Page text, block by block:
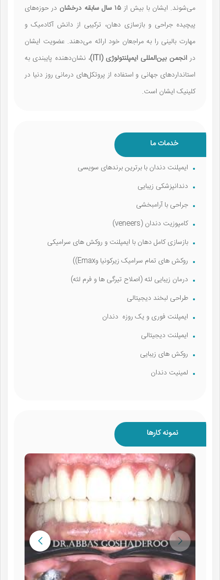
می‌شوند. ایشان با بیش از ۱۵ سال سابقه درخشان
در حوزه‌های
پیچیده جراحی و بازسازی دهان، ترکیبی از دانش آکادمیک و
مهارت بالینی را به مراجعان خود ارائه می‌دهند. عضویت ایشان
درانجمن بین‌المللی ایمپلنتولوژی (ITI)
، نشان‌دهنده پایبندی به
استانداردهای جهانی و استفاده از پروتکل‌های درمانی روز دنیا در
کلینیک ایشان است.
خدمات ما
ایمپلنت دندان با برترین برندهای سویسی
دندانپزشکی زیبایی
جراحی با آرامبخشی
کامپوزیت دندان (veneers)
بازسازی کامل دهان با ایمپلنت و روکش های سرامیکی
روکش های تمام سرامیک زیرکونیا وEmax))
درمان زیبایی لثه (اصلاح تیرگی ها و فرم لثه)
طراحی لبخند دیجیتالی
ایمپلنت فوری و یک روزه دندان
ایمپلنت دیجیتالی
روکش های زیبایی
لمینیت دندان
نمونه کارها